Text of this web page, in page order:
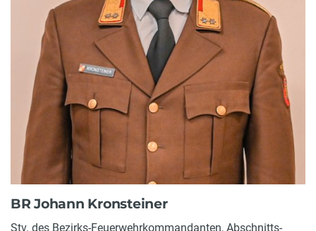
BR Johann Kronsteiner
Stv. des Bezirks-Feuerwehrkommandanten, Abschnitts-